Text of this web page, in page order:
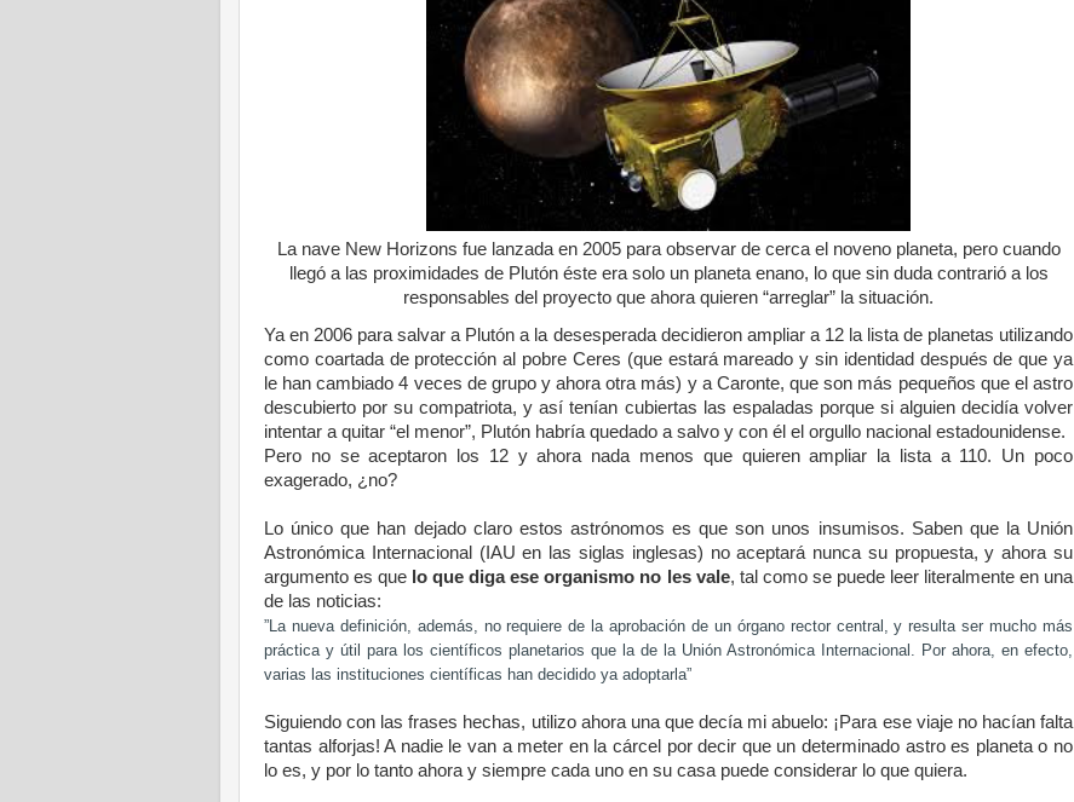
La nave New Horizons fue lanzada en 2005 para observar de cerca el noveno planeta, pero cuando
llegó a las proximidades de Plutón éste era solo un planeta enano, lo que sin duda contrarió a los
responsables del proyecto que ahora quieren “arreglar” la situación.
Ya en 2006 para salvar a Plutón a la desesperada decidieron ampliar a 12 la lista de planetas utilizando
como coartada de protección al pobre Ceres (que estará mareado y sin identidad después de que ya
le han cambiado 4 veces de grupo y ahora otra más) y a Caronte, que son más pequeños que el astro
descubierto por su compatriota, y así tenían cubiertas las espaladas porque si alguien decidía volver
intentar a quitar “el menor”, Plutón habría quedado a salvo y con él el orgullo nacional estadounidense.
Pero no se aceptaron los 12 y ahora nada menos que quieren ampliar la lista a 110. Un poco
exagerado, ¿no?
Lo único que han dejado claro estos astrónomos es que son unos insumisos. Saben que la Unión
Astronómica Internacional (IAU en las siglas inglesas) no aceptará nunca su propuesta, y ahora su
argumento es que lo que diga ese organismo no les vale, tal como se puede leer literalmente en una
de las noticias:
”La nueva definición, además, no requiere de la aprobación de un órgano rector central, y resulta ser mucho más
práctica y útil para los científicos planetarios que la de la Unión AstronómicaInternacional. Por ahora, en efecto,
varias las instituciones científicas han decidido ya adoptarla”
Siguiendo con las frases hechas, utilizo ahora una que decía mi abuelo: ¡Para ese viaje no hacían falta
tantas alforjas! A nadie le van a meter en la cárcel por decir que un determinado astro es planeta o no
lo es, y por lo tanto ahora y siempre cada uno en su casa puede considerar lo que quiera.